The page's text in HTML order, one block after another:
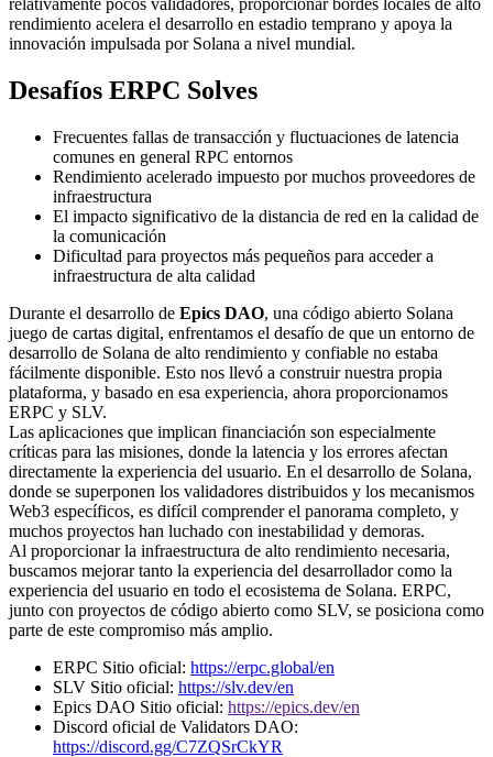
relativamente pocos validadores, proporcionar bordes locales de alto
rendimiento acelera el desarrollo en estadio temprano y apoya la
innovación impulsada por Solana a nivel mundial.
Desafíos ERPC Solves
Frecuentes fallas de transacción y fluctuaciones de latencia
comunes en general RPC entornos
Rendimiento acelerado impuesto por muchos proveedores de
infraestructura
El impacto significativo de la distancia de red en la calidad de
la comunicación
Dificultad para proyectos más pequeños para acceder a
infraestructura de alta calidad
Durante el desarrollo de Epics DAO, una código abierto Solana
juego de cartas digital, enfrentamos el desafío de que un entorno de
desarrollo de Solana de alto rendimiento y confiable no estaba
fácilmente disponible. Esto nos llevó a construir nuestra propia
plataforma, y basado en esa experiencia, ahora proporcionamos
ERPC y SLV.
Las aplicaciones que implican financiación son especialmente
críticas para las misiones, donde la latencia y los errores afectan
directamente la experiencia del usuario. En el desarrollo de Solana,
donde se superponen los validadores distribuidos y los mecanismos
Web3 específicos, es difícil comprender el panorama completo, y
muchos proyectos han luchado con inestabilidad y demoras.
Al proporcionar la infraestructura de alto rendimiento necesaria,
buscamos mejorar tanto la experiencia del desarrollador como la
experiencia del usuario en todo el ecosistema de Solana. ERPC,
junto con proyectos de código abierto como SLV, se posiciona como
parte de este compromiso más amplio.
ERPC Sitio oficial: https://erpc.global/en
SLV Sitio oficial: https://slv.dev/en
Epics DAO Sitio oficial: https://epics.dev/en
Discord oficial de Validators DAO:
https://discord.gg/C7ZQSrCkYR